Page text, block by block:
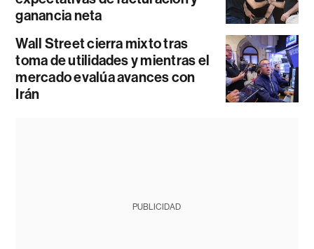
ganancia neta
Wall Street cierra mixto tras
toma de utilidades y mientras el
mercado evalúa avances con
Irán
PUBLICIDAD